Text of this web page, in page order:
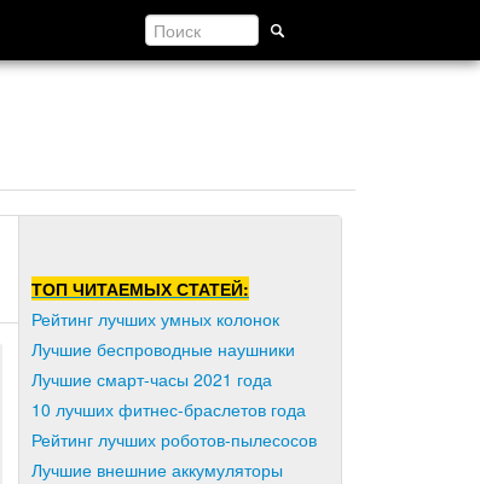
ТОП ЧИТАЕМЫХ СТАТЕЙ:
Рейтинг лучших умных колонок
Лучшие беспроводные наушники
Лучшие смарт-часы 2021 года
10 лучших фитнес-браслетов года
Рейтинг лучших роботов-пылесосов
Лучшие внешние аккумуляторы